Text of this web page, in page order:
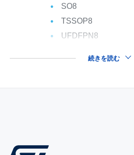
SO8
TSSOP8
UFDFPN8
続きを読む